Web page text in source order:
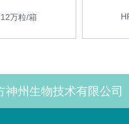
万粒/箱
神州生物技术有限公司